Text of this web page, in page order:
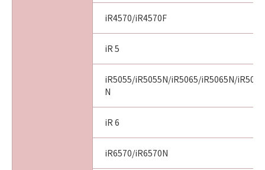
iR4570/iR4570F
iR 5
iR5055/iR5055N/iR5065/iR5065N/
N
iR 6
iR6570/iR6570N